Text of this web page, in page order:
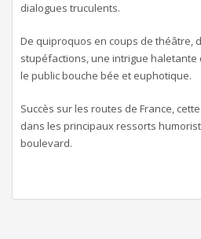
dialogues truculents.
De quiproquos en coups de théâtre,
stupéfactions, une intrigue
le public bouche bée et euphotique.
Succès sur les routes de France,
dans les principaux ressorts
boulevard.